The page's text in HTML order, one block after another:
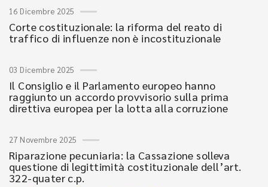
16 Dicembre 2025
Corte costituzionale: la riforma del reato di
traffico di influenze non è incostituzionale
03 Dicembre 2025
Il Consiglio e il Parlamento europeo hanno
raggiunto un accordo provvisorio sulla prima
direttiva europea per la lotta alla corruzione
27 Novembre 2025
Riparazione pecuniaria: la Cassazione solleva
questione di legittimità costituzionale dell’art.
322-quater c.p.